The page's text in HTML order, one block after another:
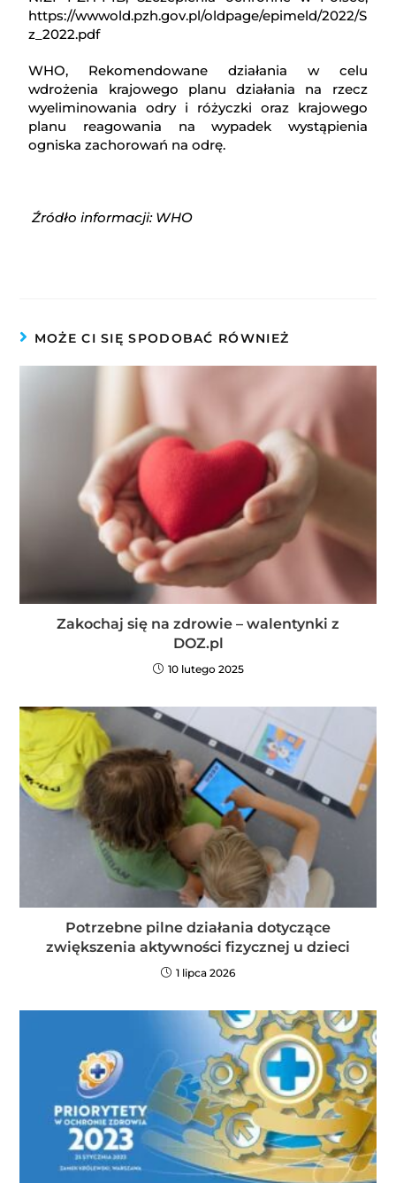
https://wwwold.pzh.gov.pl/oldpage/epimeld/2022/S
z_2022.pdf
WHO, Rekomendowane działania w celu
wdrożenia krajowego planu działania na rzecz
wyeliminowania odry i różyczki oraz krajowego
planu reagowania na wypadek wystąpienia
ogniska zachorowań na odrę.
Źródło informacji: WHO
MOŻE CI SIĘ SPODOBAĆ RÓWNIEŻ
Zakochaj się na zdrowie – walentynki z
DOZ.pl
10 lutego 2025
Potrzebne pilne działania dotyczące
zwiększenia aktywności fizycznej u dzieci
1 lipca 2026